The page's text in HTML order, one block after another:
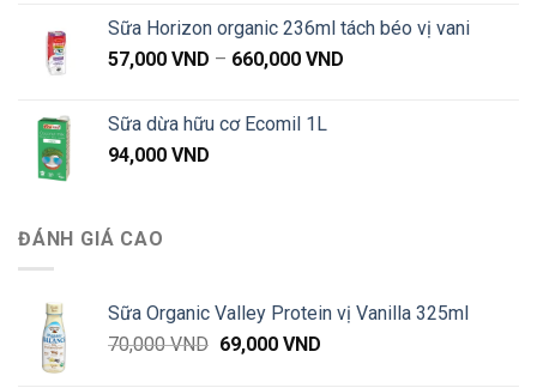
Sữa Horizon organic 236ml tách béo vị vani
57,000 VND – 660,000 VND
Sữa dừa hữu cơ Ecomil 1L
94,000 VND
ĐÁNH GIÁ CAO
Sữa Organic Valley Protein vị Vanilla 325ml
70,000VND Giá
69,000 VNDGiá